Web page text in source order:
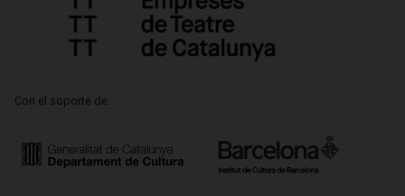
Con el soporte de: